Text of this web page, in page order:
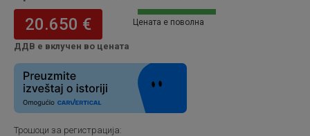
20.650 €
ДДВ е вклучен во цената
Цената е поволна
Трошоци за регистрација: